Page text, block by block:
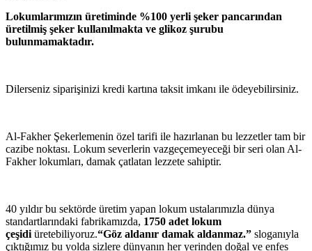
Lokumlarımızın üretiminde %100 yerli şeker pancarından
üretilmiş şeker kullanılmakta ve glikoz şurubu
bulunmamaktadır.
Dilerseniz siparişinizi kredi kartına taksit imkanı ile ödeyebilirsiniz.
Al-Fakher Şekerlemenin özel tarifi ile hazırlanan bu lezzetler tam bir
cazibe noktası. Lokum severlerin vazgeçemeyeceği bir seri olan Al-
Fakher lokumları, damak çatlatan lezzete sahiptir.
40 yıldır bu sektörde üretim yapan lokum ustalarımızla dünya
standartlarındaki fabrikamızda, 1750 adet lokum
çeşidi üretebiliyoruz.“Göz aldanır damak aldanmaz.” sloganıyla
çıktığımız bu yolda sizlere dünyanın her yerinden doğal ve enfes